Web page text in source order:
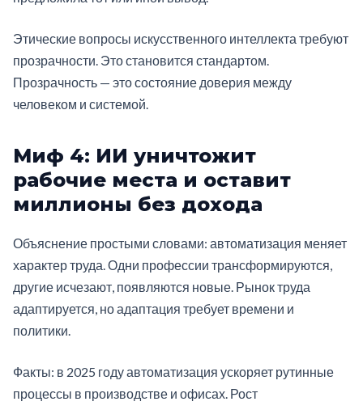
Этические вопросы искусственного интеллекта требуют
прозрачности. Это становится стандартом.
Прозрачность — это состояние доверия между
человеком и системой.
Миф 4: ИИ уничтожит
рабочие места и оставит
миллионы без дохода
Объяснение простыми словами: автоматизация меняет
характер труда. Одни профессии трансформируются,
другие исчезают, появляются новые. Рынок труда
адаптируется, но адаптация требует времени и
политики.
Факты: в 2025 году автоматизация ускоряет рутинные
процессы в производстве и офисах. Рост